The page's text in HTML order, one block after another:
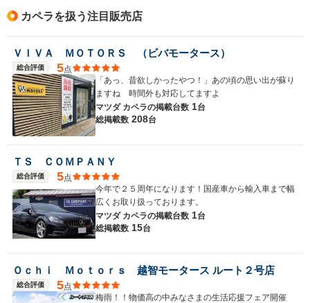
カペラを扱う注目販売店
ＶＩＶＡ ＭＯＴＯＲＳ （ビバモータース）
総合評価 5点
「あっ、昔欲しかったやつ！」あの頃の思い出が蘇り
ますね 時間外も対応してますよ
マツダ カペラの掲載台数 1台
総掲載数 208台
ＴＳ ＣＯＭＰＡＮＹ
総合評価 5点
今年で２５周年になります！国産車から輸入車まで幅
広くお取り扱っております。
マツダ カペラの掲載台数 1台
総掲載数 15台
Ｏｃｈｉ Ｍｏｔｏｒｓ 越智モータース ルート２号店
総合評価 5点
梅雨！！物価高の中みなさまの生活応援フェア開催